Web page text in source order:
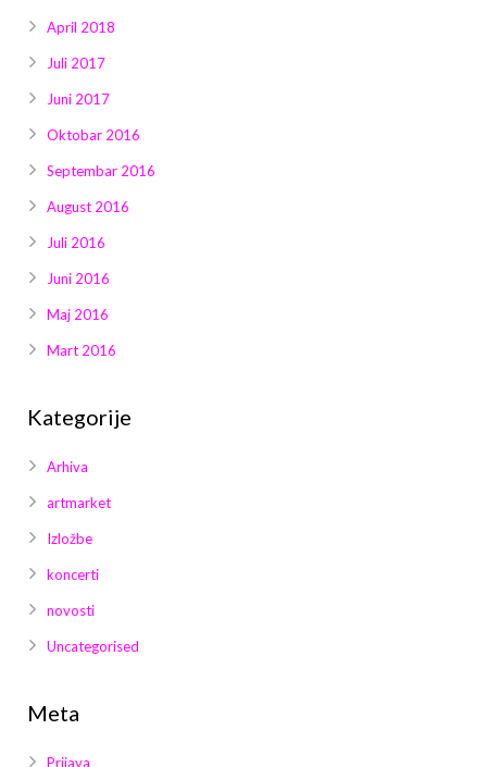
April 2018
Juli 2017
Juni 2017
Oktobar 2016
Septembar 2016
August 2016
Juli 2016
Juni 2016
Maj 2016
Mart 2016
Kategorije
Arhiva
artmarket
Izložbe
koncerti
novosti
Uncategorised
Meta
Prijava